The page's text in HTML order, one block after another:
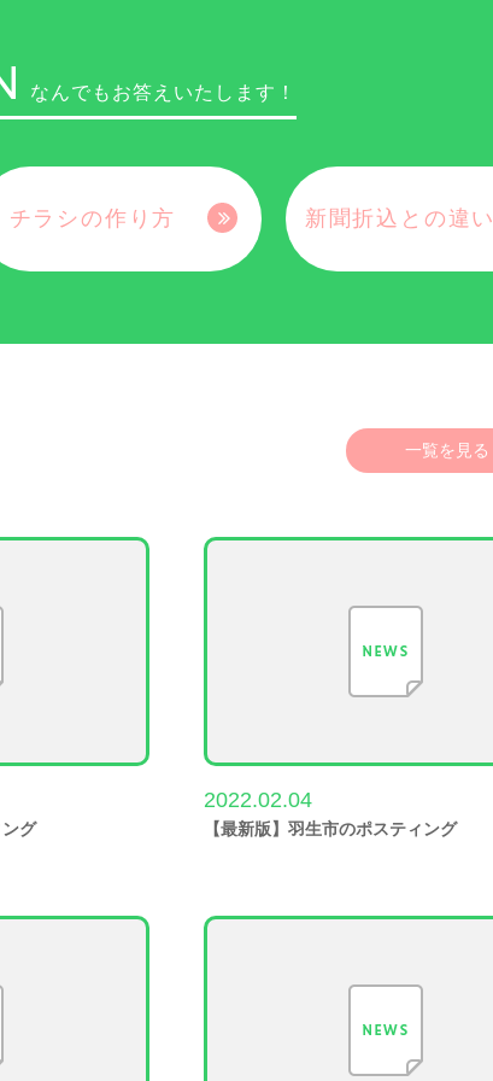
なんでもお答えいたします！
チラシの作り方 新聞折込との違い
一覧を見る
ング
2022.02.04
【最新版】羽生市のポスティング